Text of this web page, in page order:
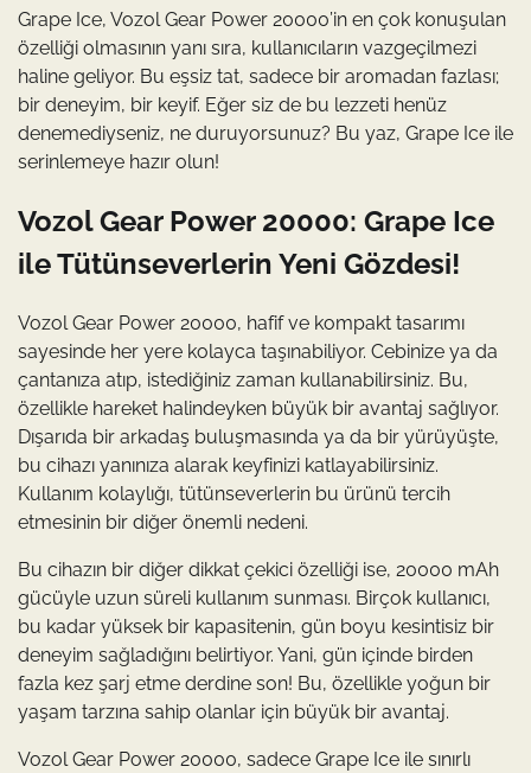
Grape Ice, Vozol Gear Power 20000’in en çok konuşulan
özelliği olmasının yanı sıra, kullanıcıların vazgeçilmezi
haline geliyor. Bu eşsiz tat, sadece bir aromadan fazlası;
bir deneyim, bir keyif. Eğer siz de bu lezzeti henüz
denemediyseniz, ne duruyorsunuz? Bu yaz, Grape Ice ile
serinlemeye hazır olun!
Vozol Gear Power 20000: Grape Ice
ile Tütünseverlerin Yeni Gözdesi!
Vozol Gear Power 20000, hafif ve kompakt tasarımı
sayesinde her yere kolayca taşınabiliyor. Cebinize ya da
çantanıza atıp, istediğiniz zaman kullanabilirsiniz. Bu,
özellikle hareket halindeyken büyük bir avantaj sağlıyor.
Dışarıda bir arkadaş buluşmasında ya da bir yürüyüşte,
bu cihazı yanınıza alarak keyfinizi katlayabilirsiniz.
Kullanım kolaylığı, tütünseverlerin bu ürünü tercih
etmesinin bir diğer önemli nedeni.
Bu cihazın bir diğer dikkat çekici özelliği ise, 20000 mAh
gücüyle uzun süreli kullanım sunması. Birçok kullanıcı,
bu kadar yüksek bir kapasitenin, gün boyu kesintisiz bir
deneyim sağladığını belirtiyor. Yani, gün içinde birden
fazla kez şarj etme derdine son! Bu, özellikle yoğun bir
yaşam tarzına sahip olanlar için büyük bir avantaj.
Vozol Gear Power 20000, sadece Grape Ice ile sınırlı